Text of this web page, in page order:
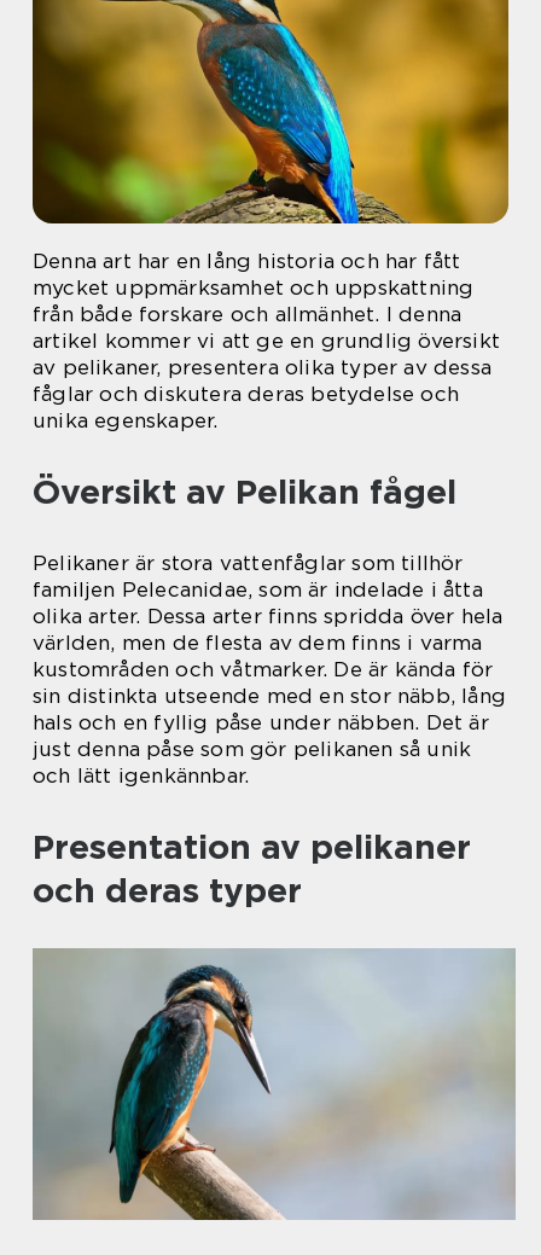
Denna art har en lång historia och har fått
mycket uppmärksamhet och uppskattning
från både forskare och allmänhet. I denna
artikel kommer vi att ge en grundlig översikt
av pelikaner, presentera olika typer av dessa
fåglar och diskutera deras betydelse och
unika egenskaper.
Översikt av Pelikan fågel
Pelikaner är stora vattenfåglar som tillhör
familjen Pelecanidae, som är indelade i åtta
olika arter. Dessa arter finns spridda över hela
världen, men de flesta av dem finns i varma
kustområden och våtmarker. De är kända för
sin distinkta utseende med en stor näbb, lång
hals och en fyllig påse under näbben. Det är
just denna påse som gör pelikanen så unik
och lätt igenkännbar.
Presentation av pelikaner
och deras typer